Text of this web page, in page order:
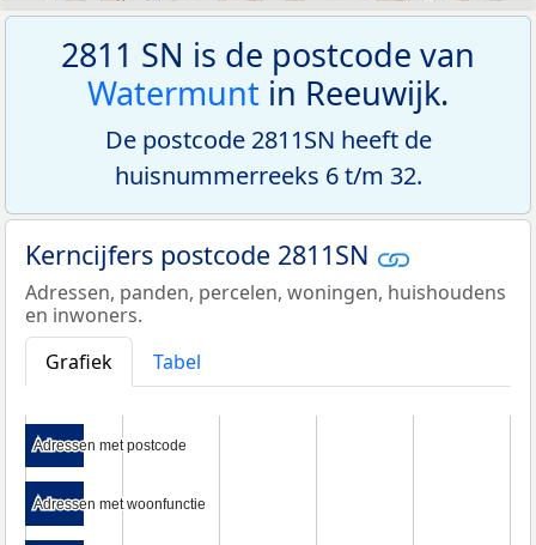
2811 SN is de postcode van
Watermunt in Reeuwijk.
De postcode 2811SN heeft de
huisnummerreeks 6 t/m 32.
Kerncijfers postcode 2811SN
Adressen, panden, percelen, woningen, huishoudens
en inwoners.
Grafiek
Tabel
Adressen met postcode
Adressen met postcode
Adressen met woonfunctie
Adressen met woonfunctie